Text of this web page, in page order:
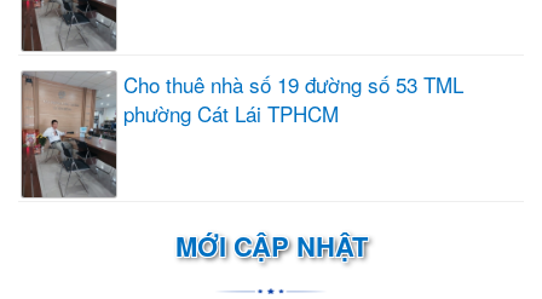
Cho thuê nhà số 19 đường số 53 TML
phường Cát Lái TPHCM
MỚI CẬP NHẬT